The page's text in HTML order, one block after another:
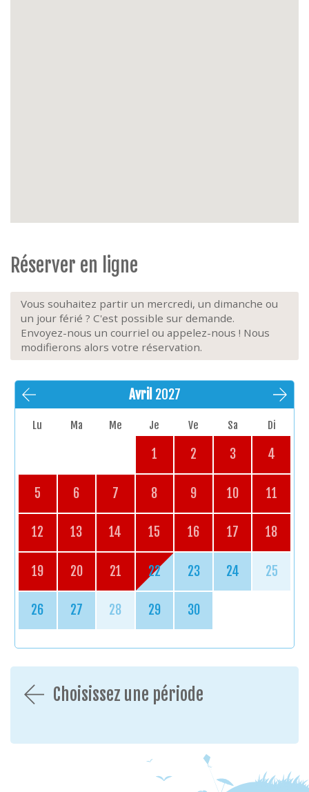
Réserver en ligne
Vous souhaitez partir un mercredi, un dimanche ou
un jour férié ? C'est possible sur demande.
Envoyez-nous un courriel ou appelez-nous ! Nous
modifierons alors votre réservation.
Avril 2027
Lu Ma Me Je Ve Sa Di
1 2 3 4
5 6 7 8 9 10 11
12 13 14 15 16 17 18
19 20 21 22 23 24 25
26 27 28 29 30
Choisissez une période